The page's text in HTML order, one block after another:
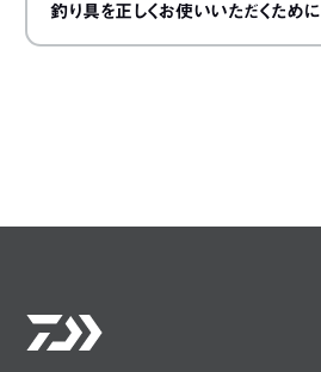
釣り具を正しくお使いいただくために